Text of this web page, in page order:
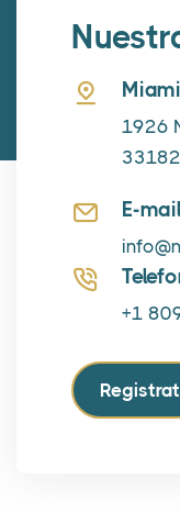
Miami
1926
33182
E-
+1